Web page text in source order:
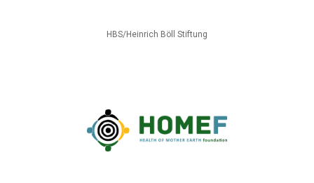
HBS/Heinrich Böll Stiftung